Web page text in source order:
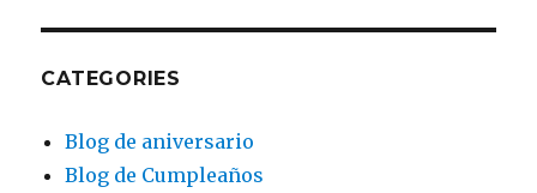
CATEGORIES
Blog de aniversario
Blog de Cumpleaños